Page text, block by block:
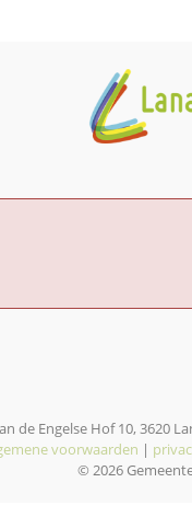
de Engelse Hof 10, 3620
voorwaarden |
© 2026